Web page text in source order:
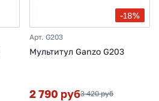
-18%
Арт. G203
Мультитул Ganzo G203
2 790 руб3 420 руб